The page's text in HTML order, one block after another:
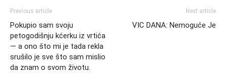
Previous article
Pokupio sam svoju
petogodišnju kćerku iz vrtića
— a ono što mi je tada rekla
srušilo je sve što sam mislio
da znam o svom životu.
Next article
VIC DANA: Nemoguće Je